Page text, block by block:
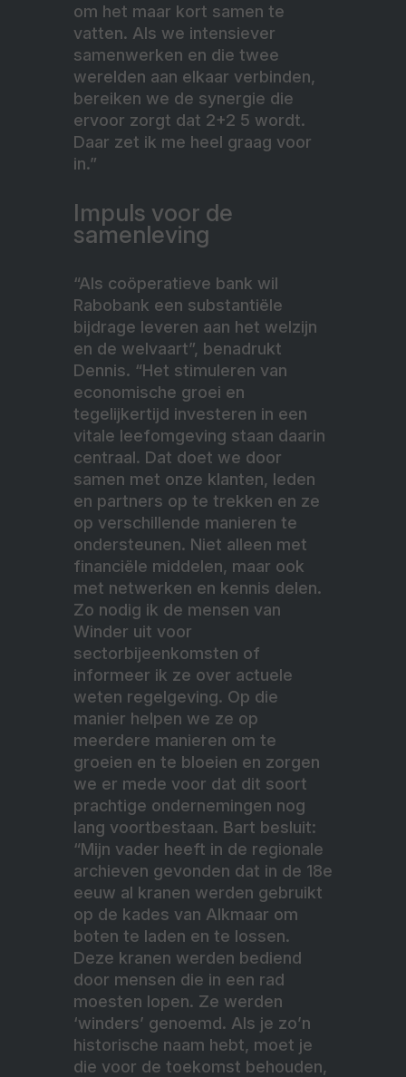
om het maar kort samen te
vatten. Als we intensiever
samenwerken en die twee
werelden aan elkaar verbinden,
bereiken we de synergie die
ervoor zorgt dat 2+2 5 wordt.
Daar zet ik me heel graag voor
in.”
Impuls voor de
samenleving
“Als coöperatieve bank wil
Rabobank een substantiële
bijdrage leveren aan het welzijn
en de welvaart”, benadrukt
Dennis. “Het stimuleren van
economische groei en
tegelijkertijd investeren in een
vitale leefomgeving staan daarin
centraal. Dat doet we door
samen met onze klanten, leden
en partners op te trekken en ze
op verschillende manieren te
ondersteunen. Niet alleen met
financiële middelen, maar ook
met netwerken en kennis delen.
Zo nodig ik de mensen van
Winder uit voor
sectorbijeenkomsten of
informeer ik ze over actuele
weten regelgeving. Op die
manier helpen we ze op
meerdere manieren om te
groeien en te bloeien en zorgen
we er mede voor dat dit soort
prachtige ondernemingen nog
lang voortbestaan. Bart besluit:
“Mijn vader heeft in de regionale
archieven gevonden dat in de 18e
eeuw al kranen werden gebruikt
op de kades van Alkmaar om
boten te laden en te lossen.
Deze kranen werden bediend
door mensen die in een rad
moesten lopen. Ze werden
‘winders’ genoemd. Als je zo’n
historische naam hebt, moet je
die voor de toekomst behouden,